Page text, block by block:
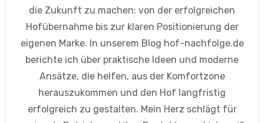
die Zukunft zu machen: von der erfolgreichen
Hofübernahme bis zur klaren Positionierung der
eigenen Marke. In unserem Blog hof-nachfolge.de
berichte ich über praktische Ideen und moderne
Ansätze, die helfen, aus der Komfortzone
herauszukommen und den Hof langfristig
erfolgreich zu gestalten. Mein Herz schlägt für